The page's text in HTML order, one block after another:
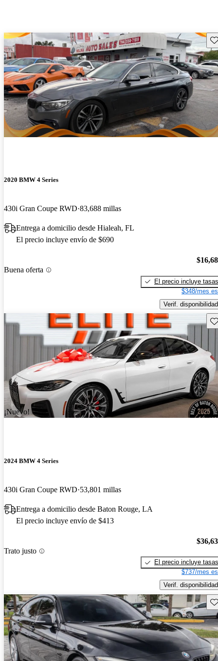
2020 BMW 4 Series
430i Gran Coupe RWD 83,688 millas
Entrega a domicilio desde Hialeah, FL
El precio incluye envío de $690
Buena oferta
El precio incluye tasas
$348/mes
Verif. disponibilidad
¡Nuevo!
2024 BMW 4 Series
430i Gran Coupe RWD 53,801 millas
Entrega a domicilio desde Baton Rouge, LA
El precio incluye envío de $413
Trato justo
El precio incluye tasas
$737/mes
Verif. disponibilidad